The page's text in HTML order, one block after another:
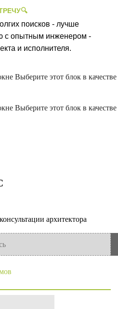
поисков - лучше
с опытным инженером -
и исполнителя.
Выберите этот блок в качестве
Выберите этот блок в качестве
архитектора